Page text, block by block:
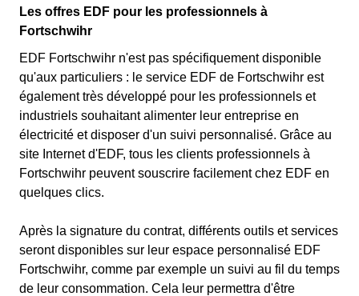
Les offres EDF pour les professionnels à
Fortschwihr
EDF Fortschwihr n'est pas spécifiquement disponible
qu'aux particuliers : le service EDF de Fortschwihr est
également très développé pour les professionnels et
industriels souhaitant alimenter leur entreprise en
électricité et disposer d'un suivi personnalisé. Grâce au
site Internet d'EDF, tous les clients professionnels à
Fortschwihr peuvent souscrire facilement chez EDF en
quelques clics.
Après la signature du contrat, différents outils et services
seront disponibles sur leur espace personnalisé EDF
Fortschwihr, comme par exemple un suivi au fil du temps
de leur consommation. Cela leur permettra d'être